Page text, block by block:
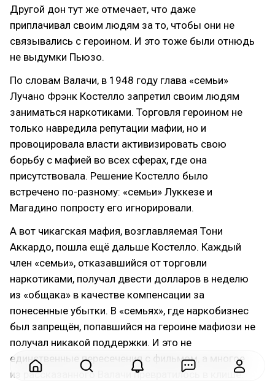
Другой дон тут же отмечает, что даже
приплачивал своим людям за то, чтобы они не
связывались с героином. И это тоже были отнюдь
не выдумки Пьюзо.
По словам Валачи, в 1948 году глава «семьи»
Лучано Фрэнк Костелло запретил своим людям
заниматься наркотиками. Торговля героином не
только навредила репутации мафии, но и
провоцировала власти активизировать свою
борьбу с мафией во всех сферах, где она
присутствовала. Решение Костелло было
встречено по-разному: «семьи» Луккезе и
Магадино попросту его игнорировали.
А вот чикагская мафия, возглавляемая Тони
Аккардо, пошла ещё дальше Костелло. Каждый
член «семьи», отказавшийся от торговли
наркотиками, получал двести долларов в неделю
из «общака» в качестве компенсации за
понесенные убытки. В «семьях», где наркобизнес
был запрещён, попавшийся на героине мафиози не
получал никакой поддержки. И это не
единственные пересечения с фильмом, а многое
из рассказанного Валачи превратилось в клише.